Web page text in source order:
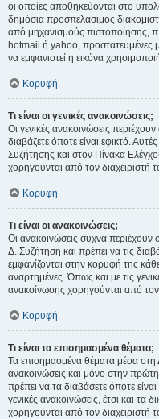
οι οποίες αποθηκεύονται στο
δημόσια προσπελάσιμος
από μηχανισμούς πιστοποίησης,
hotmail ή yahoo, προστατευμένες
να εμφανιστεί η εικόνα
Κορυφή
Τι είναι οι γενικές ανακοινώσεις;
Οι γενικές ανακοινώσεις
διαβάζετε όποτε είναι εφικτό.
Συζήτησης και στον Πίνακα
χορηγούνται από τον
Κορυφή
Τι είναι οι ανακοινώσεις;
Οι ανακοινώσεις συχνά περιέχουν
Δ. Συζήτηση και πρέπει να τις
εμφανίζονται στην κορυφή της
αναρτημένες. Όπως και με τις
ανακοίνωσης χορηγούνται από
Κορυφή
Τι είναι τα επισημασμένα θέματα;
Τα επισημασμένα θέματα μέσα στη
ανακοινώσεις και μόνο στην
πρέπει να τα διαβάσετε όποτε
γενικές ανακοινώσεις, έτσι και
χορηγούνται από τον